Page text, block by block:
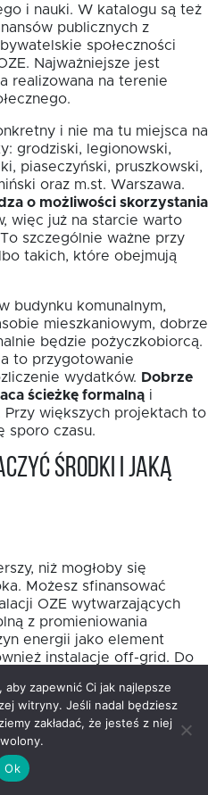
i nauki. W katalogu są też
publicznych z
społeczności
Najważniejsze jest
realizowana na terenie
i nie ma tu miejsca na
grodziski, legionowski,
piaseczyński, pruszkowski,
oraz m.st. Warszawa.
o możliwości skorzystania
więc już na starcie warto
szczególnie ważne przy
takich, które obejmują
budynku komunalnym,
mieszkaniowym, dobrze
będzie pożyczkobiorcą.
to przygotowanie
wydatków. Dobrze
ścieżkę formalną i
Przy większych projektach to
sporo czasu.
środki i jaką
niż mogłoby się
Możesz sfinansować
OZE wytwarzających
z promieniowania
energii jako element
instalacje off-grid. Do
sieci energetycznych lub
oprzeć nie na modzie,
energii. W projektach
fotowoltaika często
zapewnić Ci jak najlepsze
witryny. Jeśli nadal będziesz
zakładać, że jesteś z niej
Ok